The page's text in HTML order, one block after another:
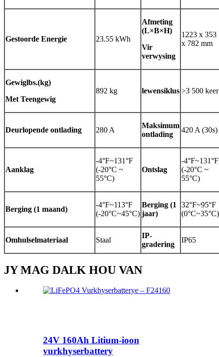
Gestoorde Energie 23.55 kWh
Afmeting
(L×B×H)
Vir
verwysing
1223 x 353
x 782 mm
Gewiglbs.(kg)
Met Teengewig
892 kg lewensiklus >3 500 keer
Deurlopende ontlading 280 A
Maksimum
ontlading
420 A (30s)
Aanklag
-4°F~131°F
(-20°C ~
55°C)
Ontslag
-4°F~131°F
(-20°C ~
55°C)
Berging (1 maand)
-4°F~113°F
(-20°C~45°C)
Berging (1
jaar)
32°F~95°F
(0°C~35°C)
Omhulselmateriaal Staal
IP-
gradering
IP65
JY MAG DALK HOU VAN
24V 160Ah Litium-ioon
vurkhyserbattery